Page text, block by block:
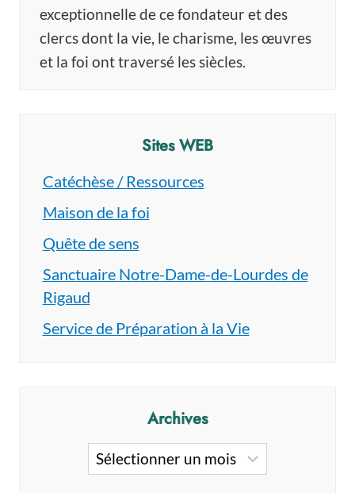
exceptionnelle de ce fondateur et des
clercs dont la vie, le charisme, les œuvres
et la foi ont traversé les siècles.
Sites WEB
Catéchèse / Ressources
Maison de la foi
Quête de sens
Sanctuaire Notre-Dame-de-Lourdes de
Rigaud
Service de Préparation à la Vie
Archives
Archives